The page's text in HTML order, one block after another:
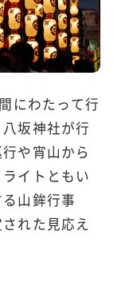
にわたって行
坂神社が行
や宵山から
イトともい
山鉾行事
れた見応え